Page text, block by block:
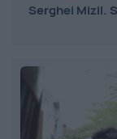
Serghei Mizil.